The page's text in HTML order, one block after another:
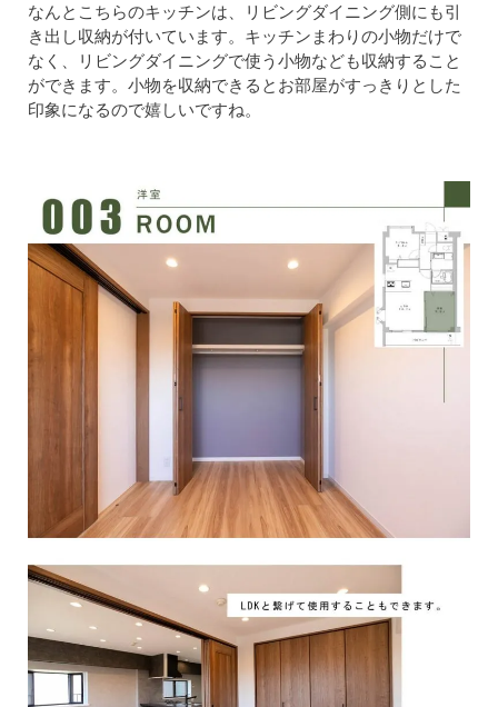
なんとこちらのキッチンは、リビングダイニング側にも引
き出し収納が付いています。キッチンまわりの小物だけで
なく、リビングダイニングで使う小物なども収納すること
ができます。小物を収納できるとお部屋がすっきりとした
印象になるので嬉しいですね。